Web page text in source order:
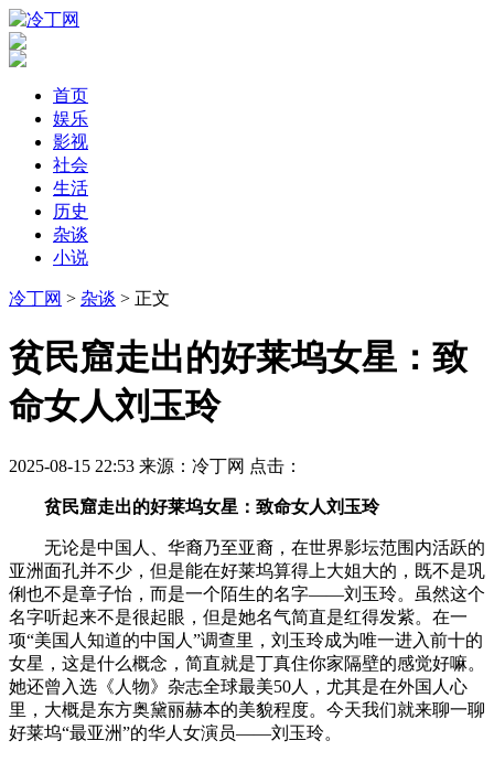
首页
娱乐
影视
社会
生活
历史
杂谈
小说
冷丁网 > 杂谈 > 正文
​贫民窟走出的好莱坞女星：致
命女人刘玉玲
2025-08-15 22:53 来源：冷丁网 点击：
贫民窟走出的好莱坞女星：致命女人刘玉玲
无论是中国人、华裔乃至亚裔，在世界影坛范围内活跃的
亚洲面孔并不少，但是能在好莱坞算得上大姐大的，既不是巩
俐也不是章子怡，而是一个陌生的名字——刘玉玲。虽然这个
名字听起来不是很起眼，但是她名气简直是红得发紫。在一
项“美国人知道的中国人”调查里，刘玉玲成为唯一进入前十的
女星，这是什么概念，简直就是丁真住你家隔壁的感觉好嘛。
她还曾入选《人物》杂志全球最美50人，尤其是在外国人心
里，大概是东方奥黛丽赫本的美貌程度。今天我们就来聊一聊
好莱坞“最亚洲”的华人女演员——刘玉玲。